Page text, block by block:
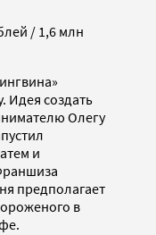
/ 1,6 млн
Идея создать
Олегу
и
предполагает
в